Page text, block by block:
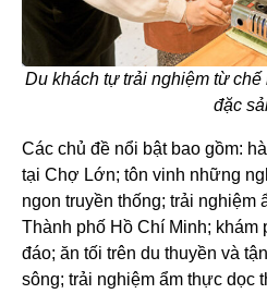
Du khách tự trải nghiệm từ
đặc
Các chủ đề nổi bật bao gồm:
tại Chợ Lớn; tôn vinh những
ngon truyền thống; trải nghiệm
Thành phố Hồ Chí Minh; khám
đáo; ăn tối trên du thuyền và
sông; trải nghiệm ẩm thực dọc